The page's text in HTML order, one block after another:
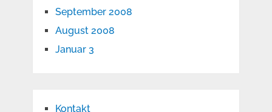
September 2008
August 2008
Januar 3
Kontakt